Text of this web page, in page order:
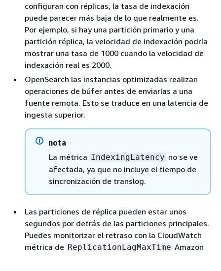
configuran con réplicas, la tasa de indexación
puede parecer más baja de lo que realmente es.
Por ejemplo, si hay una partición primario y una
partición réplica, la velocidad de indexación podría
mostrar una tasa de 1000 cuando la velocidad de
indexación real es 2000.
OpenSearch las instancias optimizadas realizan
operaciones de búfer antes de enviarlas a una
fuente remota. Esto se traduce en una latencia de
ingesta superior.
nota
La métrica IndexingLatency no se ve
afectada, ya que no incluye el tiempo de
sincronización de translog.
Las particiones de réplica pueden estar unos
segundos por detrás de las particiones principales.
Puedes monitorizar el retraso con la CloudWatch
métrica de ReplicationLagMaxTime Amazon